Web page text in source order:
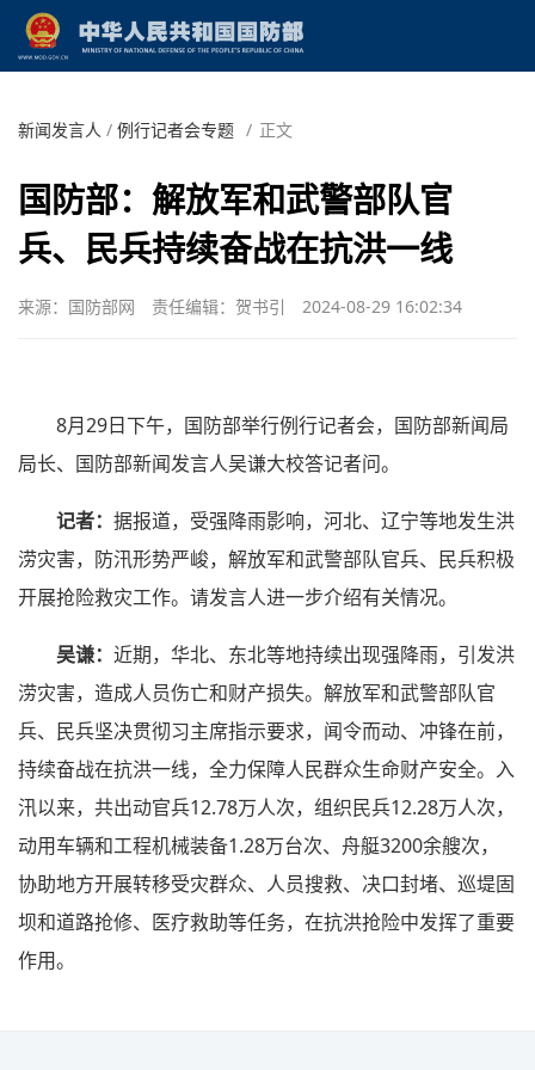
新闻发言人 / 例行记者会专题 / 正文
国防部：解放军和武警部队官
兵、民兵持续奋战在抗洪一线
来源：国防部网 责任编辑：贺书引 2024-08-29 16:02:34
8月29日下午，国防部举行例行记者会，国防部新闻局
局长、国防部新闻发言人吴谦大校答记者问。
记者： 据报道，受强降雨影响，河北、辽宁等地发生洪
涝灾害，防汛形势严峻，解放军和武警部队官兵、民兵积极
开展抢险救灾工作。请发言人进一步介绍有关情况。
吴谦： 近期，华北、东北等地持续出现强降雨，引发洪
涝灾害，造成人员伤亡和财产损失。解放军和武警部队官
兵、民兵坚决贯彻习主席指示要求，闻令而动、冲锋在前，
持续奋战在抗洪一线，全力保障人民群众生命财产安全。入
汛以来，共出动官兵12.78万人次，组织民兵12.28万人次，
动用车辆和工程机械装备1.28万台次、舟艇3200余艘次，
协助地方开展转移受灾群众、人员搜救、决口封堵、巡堤固
坝和道路抢修、医疗救助等任务，在抗洪抢险中发挥了重要
作用。